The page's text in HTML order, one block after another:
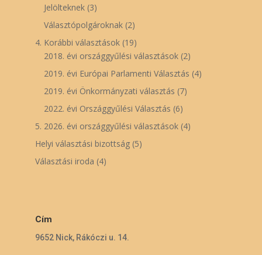
Jelölteknek(3)
Választópolgároknak(2)
4. Korábbi választások(19)
2018. évi országgyűlési választások(2)
2019. évi Európai Parlamenti Választás (4)
2019. évi Önkormányzati választás (7)
2022. évi Országgyűlési Választás (6)
5. 2026. évi országgyűlési választások(4)
Helyi választási bizottság(5)
Választási iroda (4)
Cím
9652 Nick, Rákóczi u. 14.